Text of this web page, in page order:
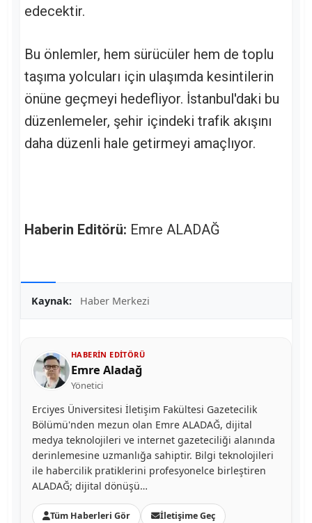
edecektir.
Bu önlemler, hem sürücüler hem de toplu
taşıma yolcuları için ulaşımda kesintilerin
önüne geçmeyi hedefliyor. İstanbul'daki bu
düzenlemeler, şehir içindeki trafik akışını
daha düzenli hale getirmeyi amaçlıyor.
Haberin Editörü: Emre ALADAĞ
Kaynak: Haber Merkezi
HABERIN EDITÖRÜ
Emre Aladağ
Yönetici
Erciyes Üniversitesi İletişim Fakültesi Gazetecilik
Bölümü'nden mezun olan Emre ALADAĞ, dijital
medya teknolojileri ve internet gazeteciliği alanında
derinlemesine uzmanlığa sahiptir. Bilgi teknolojileri
ile habercilik pratiklerini profesyonelce birleştiren
ALADAĞ; dijital dönüşü…
Tüm Haberleri Gör İletişime Geç